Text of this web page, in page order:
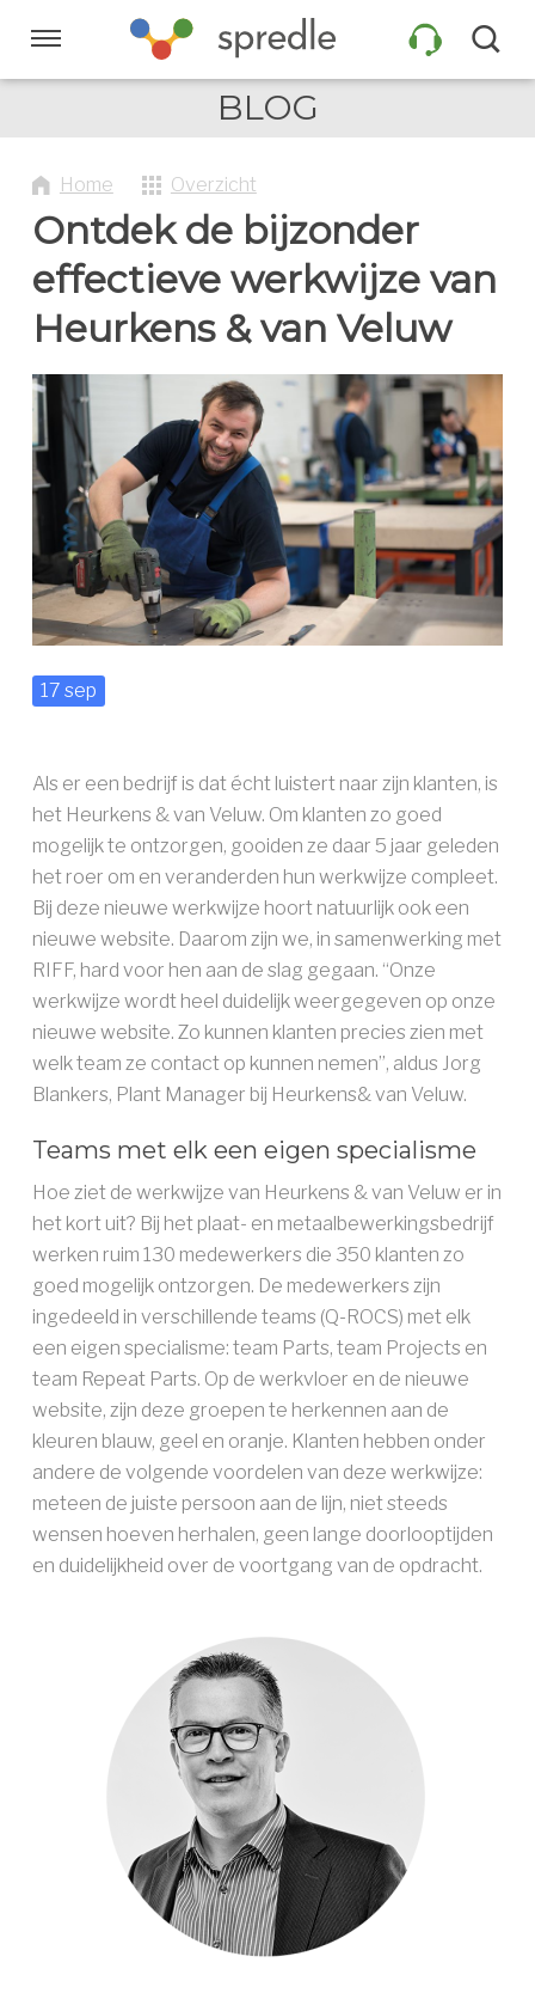
links
over
inhoud
Spring
naar
navigatie
PRODUCTEN
KLANTEN
INFORMATIE
COMPANY
AAN DE SLAG ››
BLOG
Home Overzicht
Ontdek de bijzonder
effectieve werkwijze van
Heurkens & van Veluw
17 sep
Als er een bedrijf is dat écht luistert naar zijn klanten, is
het Heurkens & van Veluw. Om klanten zo goed
mogelijk te ontzorgen, gooiden ze daar 5 jaar geleden
het roer om en veranderden hun werkwijze compleet.
Bij deze nieuwe werkwijze hoort natuurlijk ook een
nieuwe website. Daarom zijn we, in samenwerking met
RIFF, hard voor hen aan de slag gegaan. “Onze
werkwijze wordt heel duidelijk weergegeven op onze
nieuwe website. Zo kunnen klanten precies zien met
welk team ze contact op kunnen nemen”, aldus Jorg
Blankers, Plant Manager bij Heurkens& van Veluw.
Teams met elk een eigen specialisme
Hoe ziet de werkwijze van Heurkens & van Veluw er in
het kort uit? Bij het plaat- en metaalbewerkingsbedrijf
werken ruim 130 medewerkers die 350 klanten zo
goed mogelijk ontzorgen. De medewerkers zijn
ingedeeld in verschillende teams (Q-ROCS) met elk
een eigen specialisme: team Parts, team Projects en
team Repeat Parts. Op de werkvloer en de nieuwe
website, zijn deze groepen te herkennen aan de
kleuren blauw, geel en oranje. Klanten hebben onder
andere de volgende voordelen van deze werkwijze:
meteen de juiste persoon aan de lijn, niet steeds
wensen hoeven herhalen, geen lange doorlooptijden
en duidelijkheid over de voortgang van de opdracht.